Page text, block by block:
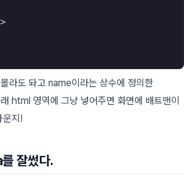
>
라도 돠고 name이라는 상수에 정의한
html 영역에 그냥 넣어주면 화면에 배트맨이
운지!
잘썼다.